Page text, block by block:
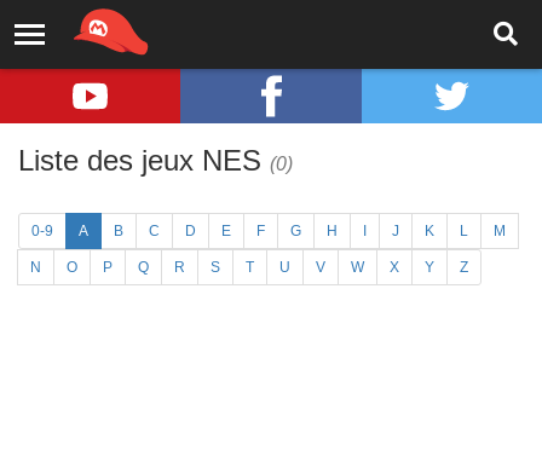
Liste des jeux NES (0)
0-9 A B C D E F G H J K L M
N O P Q R S T U V W X Y Z